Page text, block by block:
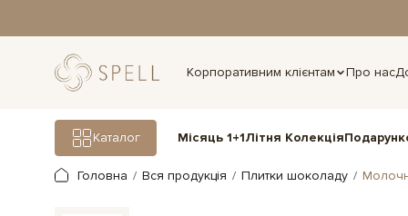
Корпоративним клієнтам Про нас
Каталог Місяць 1+1Літня Колекція
Головна Вся продукція Плитки шоколаду